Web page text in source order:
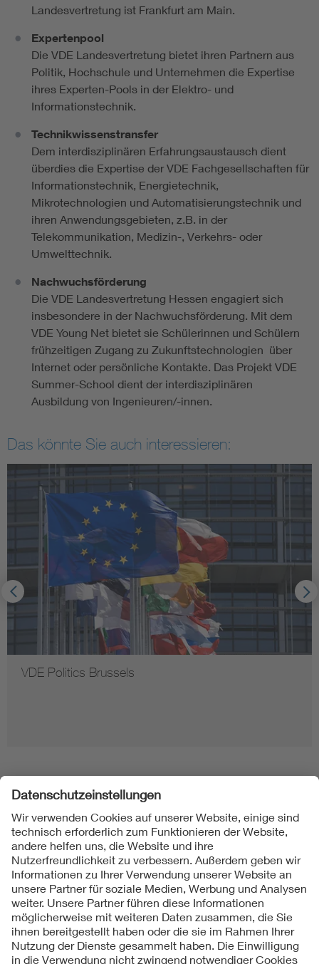
Landesvertretung ist Frankfurt am Main.
Expertenpool
Die VDE Landesvertretung bietet ihren Partnern aus
Politik, Hochschule und Unternehmen die Expertise
ihres Experten-Pools in der Elektro- und
Informationstechnik.
Technikwissenstransfer
Dem interdisziplinären Erfahrungsaustausch dient
überdies die Expertise der VDE Fachgesellschaften für
Informationstechnik, Energietechnik,
Mikrotechnologien und Automatisierungstechnik und
ihren Anwendungsgebieten, z.B. in der
Telekommunikation, Medizin-, Verkehrs- oder
Umwelttechnik.
Nachwuchsförderung
Die VDE Landesvertretung Hessen engagiert sich
insbesondere in der Nachwuchsförderung. Mit dem
VDE Young Net bietet sie Schülerinnen und Schülern
frühzeitigen Zugang zu Zukunftstechnologien ­ über
Internet oder persönliche Kontakte. Das Projekt VDE
Summer-School dient der interdisziplinären
Ausbildung von Ingenieuren/-innen.
Das könnte Sie auch interessieren:
VDE Politics Brussels
Folgen Sie uns
Kontakte